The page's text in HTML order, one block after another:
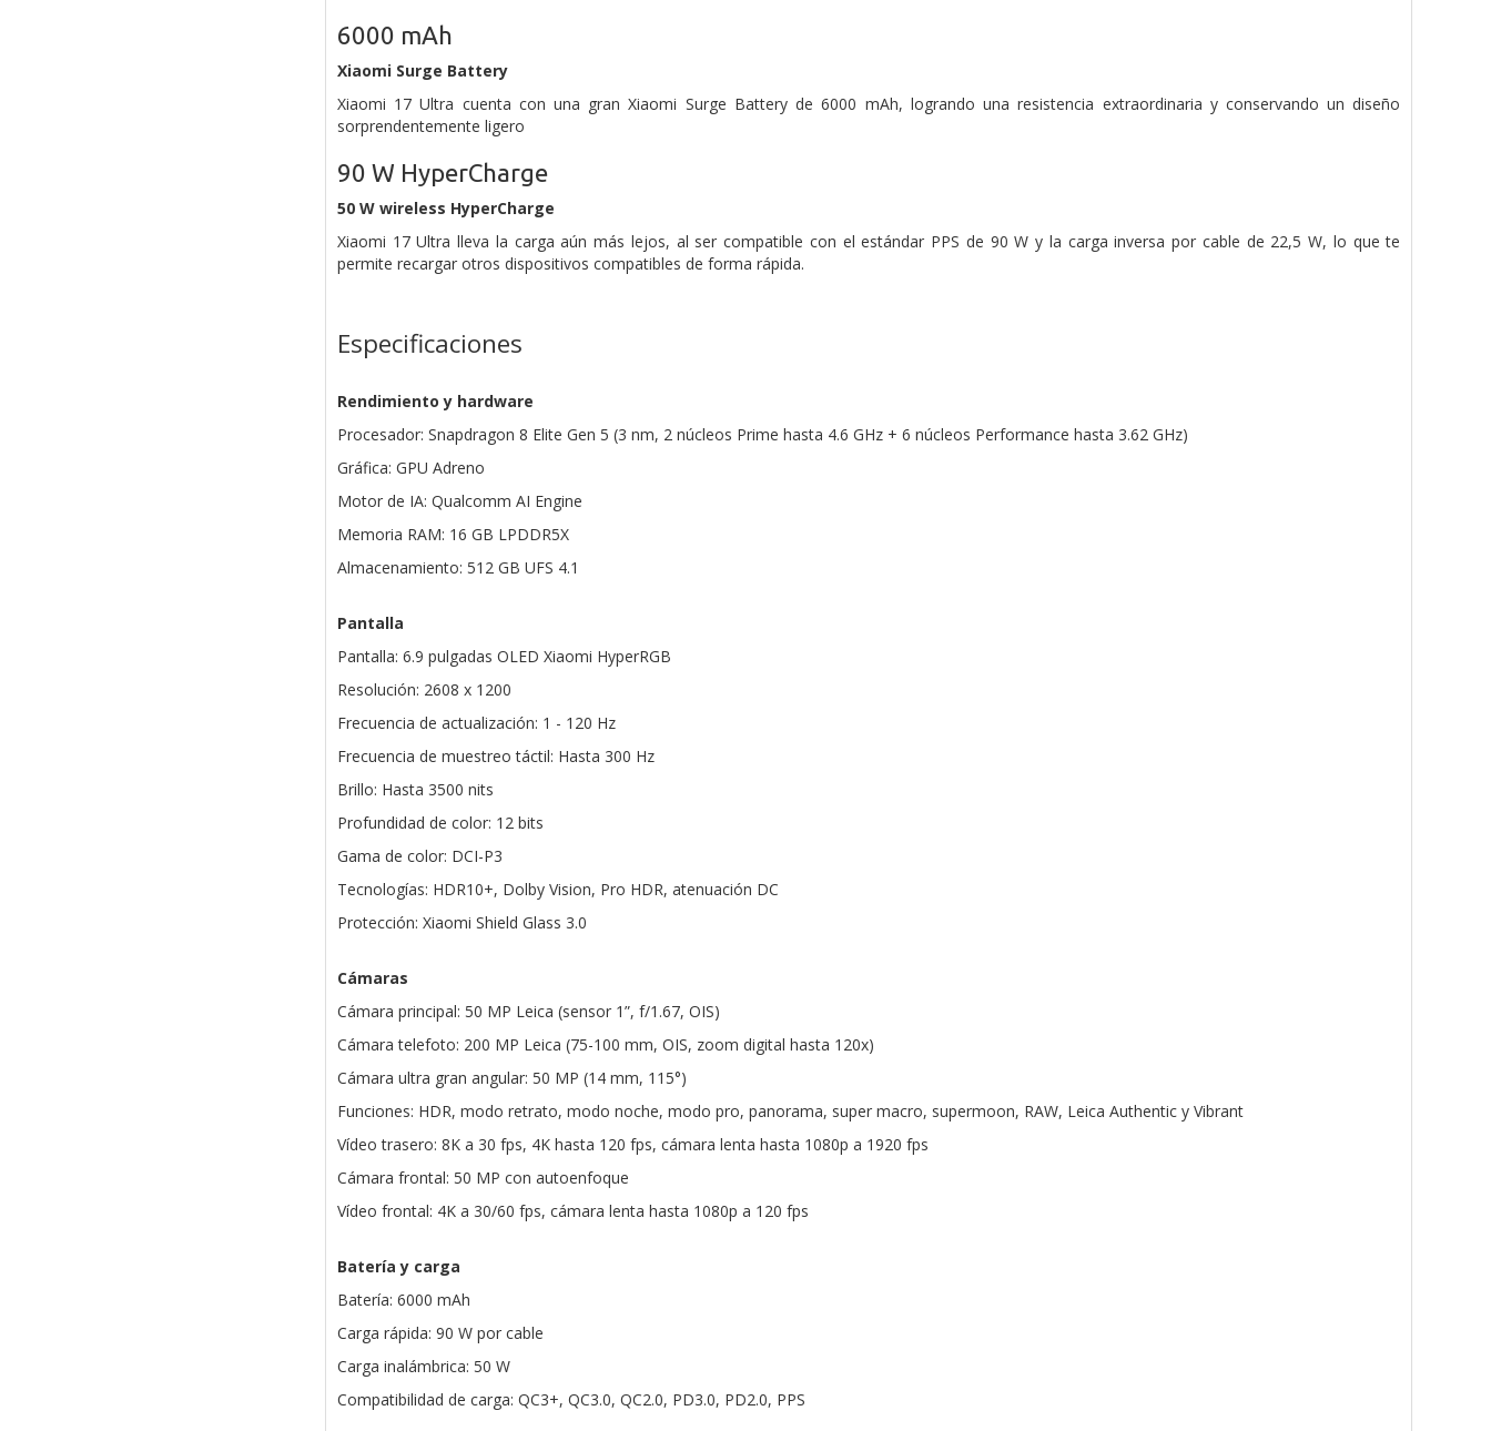
6000 mAh
Xiaomi Surge Battery
Xiaomi 17 Ultra cuenta con una gran Xiaomi Surge Battery de 6000 mAh, logrando una resistencia extraordinaria y conservando un diseño
sorprendentemente ligero
90 W HyperCharge
50 W wireless HyperCharge
Xiaomi 17 Ultra lleva la carga aún más lejos, al ser compatible con el estándar PPS de 90 W y la carga inversa por cable de 22,5 W, lo que te
permite recargar otros dispositivos compatibles de forma rápida.
Especificaciones
Rendimiento y hardware
Procesador: Snapdragon 8 Elite Gen 5 (3 nm, 2 núcleos Prime hasta 4.6 GHz + 6 núcleos Performance hasta 3.62 GHz)
Gráfica: GPU Adreno
Motor de IA: Qualcomm AI Engine
Memoria RAM: 16 GB LPDDR5X
Almacenamiento: 512 GB UFS 4.1
Pantalla
Pantalla: 6.9 pulgadas OLED Xiaomi HyperRGB
Resolución: 2608 x 1200
Frecuencia de actualización: 1 - 120 Hz
Frecuencia de muestreo táctil: Hasta 300 Hz
Brillo: Hasta 3500 nits
Profundidad de color: 12 bits
Gama de color: DCI-P3
Tecnologías: HDR10+, Dolby Vision, Pro HDR, atenuación DC
Protección: Xiaomi Shield Glass 3.0
Cámaras
Cámara principal: 50 MP Leica (sensor 1”, f/1.67, OIS)
Cámara telefoto: 200 MP Leica (75-100 mm, OIS, zoom digital hasta 120x)
Cámara ultra gran angular: 50 MP (14 mm, 115°)
Funciones: HDR, modo retrato, modo noche, modo pro, panorama, super macro, supermoon, RAW, Leica Authentic y Vibrant
Vídeo trasero: 8K a 30 fps, 4K hasta 120 fps, cámara lenta hasta 1080p a 1920 fps
Cámara frontal: 50 MP con autoenfoque
Vídeo frontal: 4K a 30/60 fps, cámara lenta hasta 1080p a 120 fps
Batería y carga
Batería: 6000 mAh
Carga rápida: 90 W por cable
Carga inalámbrica: 50 W
Compatibilidad de carga: QC3+, QC3.0, QC2.0, PD3.0, PD2.0, PPS